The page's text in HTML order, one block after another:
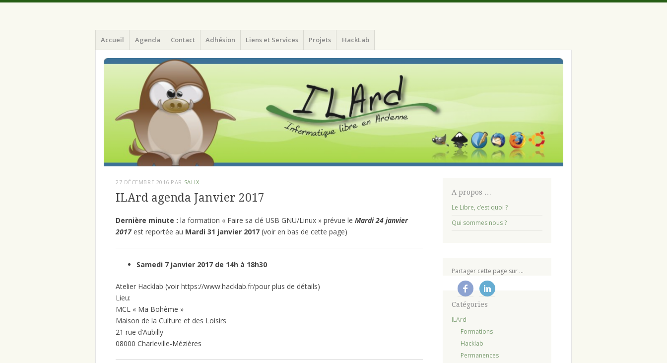
ILArd (Informatique Libre en Ardenne)
ILArd (Informatique Libre en Ardenne)
Menu
Aller
au
contenu
principal
Accueil Agenda Contact Adhésion Liens et Services Projets HackLab
27 DÉCEMBRE 2016 PAR SALIX
ILArd agenda Janvier 2017
Dernière minute : la formation « Faire sa clé USB GNU/Linux » prévue le Mardi 24 janvier
2017est reportée au Mardi 31 janvier 2017 (voir en bas de cette page)
Samedi 7 janvier 2017 de 14h à 18h30
Atelier Hacklab (voir https://www.hacklab.fr/pour plus de détails)
Lieu:
MCL « Ma Bohème »
Maison de la Culture et des Loisirs
21 rue d’Aubilly
08000 Charleville-Mézières
A propos …
Le Libre, c’est quoi ?
Qui sommes nous ?
Partager cette page sur ...
Catégories
ILArd
Formations
Hacklab
Permanences